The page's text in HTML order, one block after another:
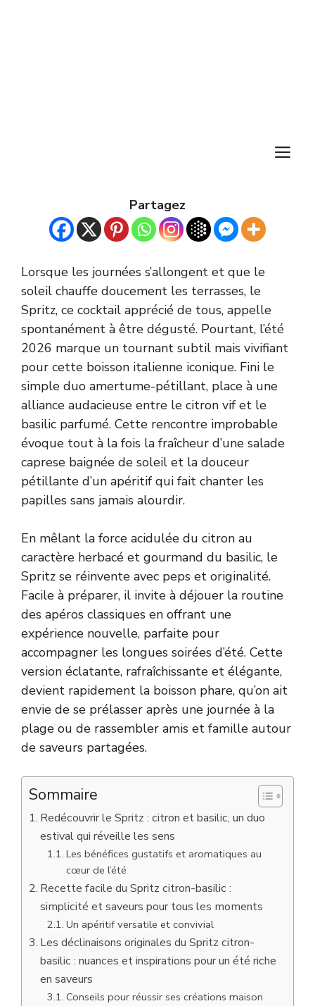
Partagez
Lorsque les journées s’allongent et que le
soleil chauffe doucement les terrasses, le
Spritz, ce cocktail apprécié de tous, appelle
spontanément à être dégusté. Pourtant, l’été
2026 marque un tournant subtil mais vivifiant
pour cette boisson italienne iconique. Fini le
simple duo amertume-pétillant, place à une
alliance audacieuse entre le citron vif et le
basilic parfumé. Cette rencontre improbable
évoque tout à la fois la fraîcheur d’une salade
caprese baignée de soleil et la douceur
pétillante d’un apéritif qui fait chanter les
papilles sans jamais alourdir.
En mêlant la force acidulée du citron au
caractère herbacé et gourmand du basilic, le
Spritz se réinvente avec peps et originalité.
Facile à préparer, il invite à déjouer la routine
des apéros classiques en offrant une
expérience nouvelle, parfaite pour
accompagner les longues soirées d’été. Cette
version éclatante, rafraîchissante et élégante,
devient rapidement la boisson phare, qu’on ait
envie de se prélasser après une journée à la
plage ou de rassembler amis et famille autour
de saveurs partagées.
Sommaire
Redécouvrir le Spritz : citron et basilic, un duo
estival qui réveille les sens
Les bénéfices gustatifs et aromatiques au
cœur de l’été
Recette facile du Spritz citron-basilic :
simplicité et saveurs pour tous les moments
Un apéritif versatile et convivial
Les déclinaisons originales du Spritz citron-
basilic : nuances et inspirations pour un été riche
en saveurs
Conseils pour réussir ses créations maison